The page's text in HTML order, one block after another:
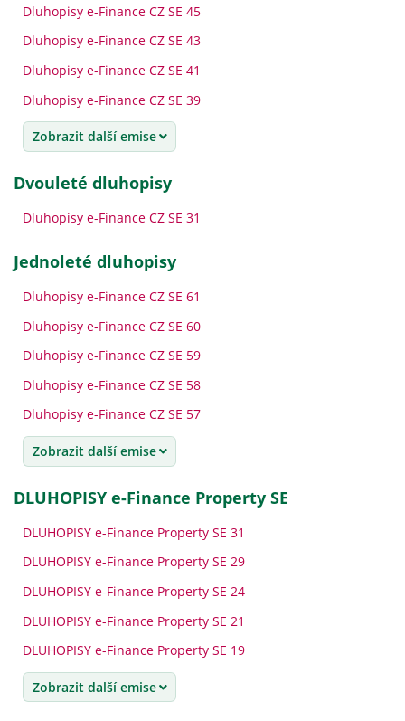
Dluhopisy e-Finance CZ SE 45
Dluhopisy e-Finance CZ SE 43
Dluhopisy e-Finance CZ SE 41
Dluhopisy e-Finance CZ SE 39
Zobrazit další emise
dvouleté dluhopisy
Dluhopisy e-Finance CZ SE 31
jednoleté dluhopisy
Dluhopisy e-Finance CZ SE 61
Dluhopisy e-Finance CZ SE 60
Dluhopisy e-Finance CZ SE 59
Dluhopisy e-Finance CZ SE 58
Dluhopisy e-Finance CZ SE 57
Zobrazit další emise
DLUHOPISY e-Finance Property SE
DLUHOPISY e-Finance Property SE 31
DLUHOPISY e-Finance Property SE 29
DLUHOPISY e-Finance Property SE 24
DLUHOPISY e-Finance Property SE 21
DLUHOPISY e-Finance Property SE 19
Zobrazit další emise